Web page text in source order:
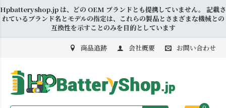
Hpbatteryshop.jp は、どの OEM ブランドとも提携していません。 記載さ
れているブランド名とモデルの指定は、これらの製品とさまざまな機械との
互換性を示すことのみを目的としています
商品追跡 会社概要 お問い合わせ